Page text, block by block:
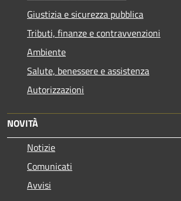
Giustizia e sicurezza pubblica
Tributi, finanze e contravvenzioni
Ambiente
Salute, benessere e assistenza
Autorizzazioni
NOVITÀ
Notizie
Comunicati
Avvisi